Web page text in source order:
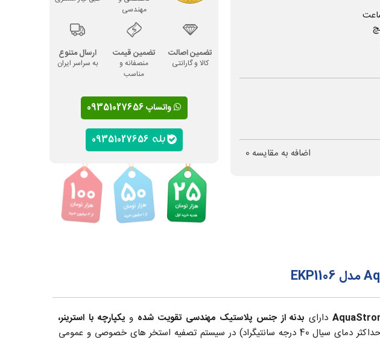
اضافه به مقایسه 0
مهندسی
تضمین اصالت
کالا و گارانتی
تضمین قیمت
منصفانه و
مناسب
ارسال متنوع
به سراسر ایران
واتساپ 09351027656
دارای بدنه از جنس پلاستیک مهندسی تقویت شده و یکپارچه با استرینر،
(حداکثر دمای سیال 40 درجه سانتیگراد) در سیستم تصفیه استخر های خصوصی و عمومی